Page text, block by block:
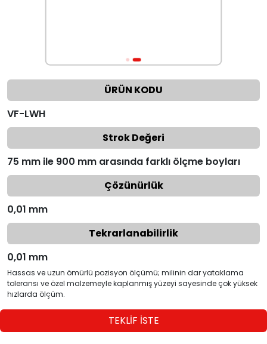
ÜRÜN KODU
VF-LWH
Strok Değeri
75 mm ile 900 mm arasında farklı ölçme boyları
Çözünürlük
0,01 mm
Tekrarlanabilirlik
0,01 mm
Hassas ve uzun ömürlü pozisyon ölçümü; milinin dar yataklama
toleransı ve özel malzemeyle kaplanmış yüzeyi sayesinde çok yüksek
hızlarda ölçüm.
TEKLİF İSTE